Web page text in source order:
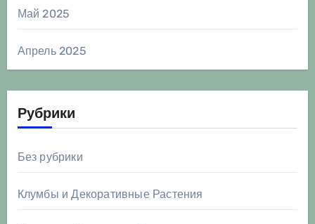
Май 2025
Апрель 2025
Рубрики
Без рубрики
Клумбы и Декоративные Растения